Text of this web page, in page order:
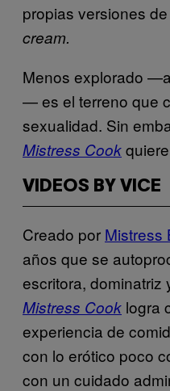
propias versiones
cream.
Menos explorado
— es el terreno que
sexualidad. Sin
Mistress Cook
VIDEOS BY VICE
Creado por Mistress
años que se
escritora, dominatriz
Mistress Cook logra
experiencia de
con lo erótico poco
con un cuidado